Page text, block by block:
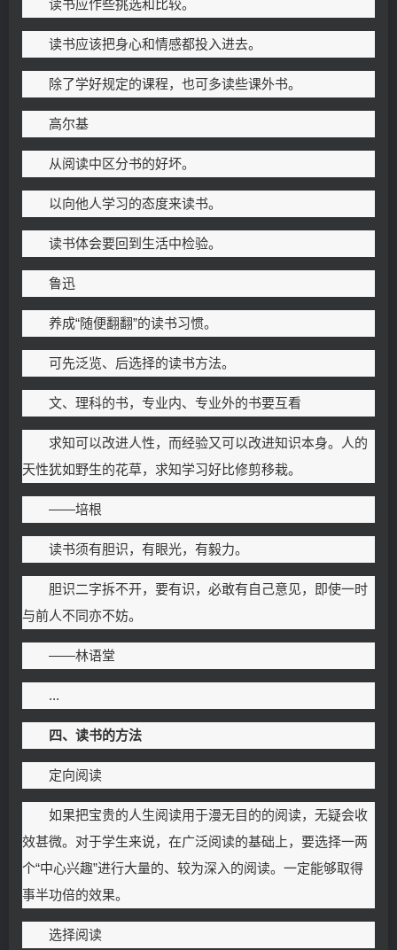
读书应作些挑选和比较。
读书应该把身心和情感都投入进去。
除了学好规定的课程，也可多读些课外书。
高尔基
从阅读中区分书的好坏。
以向他人学习的态度来读书。
读书体会要回到生活中检验。
鲁迅
养成“随便翻翻”的读书习惯。
可先泛览、后选择的读书方法。
文、理科的书，专业内、专业外的书要互看
求知可以改进人性，而经验又可以改进知识本身。人的
天性犹如野生的花草，求知学习好比修剪移栽。
——培根
读书须有胆识，有眼光，有毅力。
胆识二字拆不开，要有识，必敢有自己意见，即使一时
与前人不同亦不妨。
——林语堂
...
四、读书的方法
定向阅读
如果把宝贵的人生阅读用于漫无目的的阅读，无疑会收
效甚微。对于学生来说，在广泛阅读的基础上，要选择一两
个“中心兴趣”进行大量的、较为深入的阅读。一定能够取得
事半功倍的效果。
选择阅读